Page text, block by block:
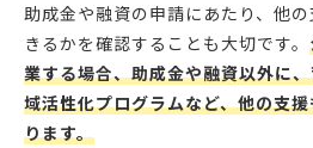
助成金や融資の申請にあたり、他
きるかを確認することも大切です。
業する場合、助成金や融資以外に
域活性化プログラムなど、他の支
ります。